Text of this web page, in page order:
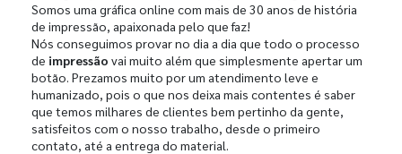
Somos uma gráfica online com mais de 30 anos de história
de impressão, apaixonada pelo que faz!
Nós conseguimos provar no dia a dia que todo o processo
de impressão vai muito além que simplesmente apertar um
botão. Prezamos muito por um atendimento leve e
humanizado, pois o que nos deixa mais contentes é saber
que temos milhares de clientes bem pertinho da gente,
satisfeitos com o nosso trabalho, desde o primeiro
contato, até a entrega do material.